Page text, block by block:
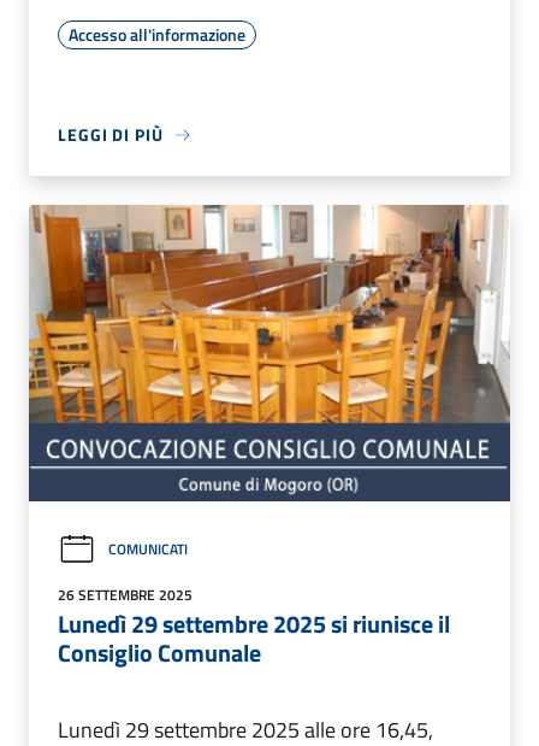
Accesso all'informazione
LEGGI DI PIÙ
COMUNICATI
26 SETTEMBRE 2025
Lunedì 29 settembre 2025 si riunisce il
Consiglio Comunale
Lunedì 29 settembre 2025 alle ore 16,45,